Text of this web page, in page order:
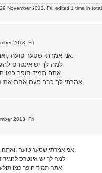
November 2013, Fri, edited 1 time in total.
November 2013, Fri
אני אמרתי שסער טועה ,ואתה - שאני אומר שסער משקר.
למה לך יש אינטרס
אתה תמיד חופר כמו
אמרתי לך כבר פעם אחת את
2013, Fri
אני אמרתי שסער טועה ,ואתה - שאני אומר שסער משקר.
למה לך יש אינטרס להגיד
אתה תמיד חופר כמו